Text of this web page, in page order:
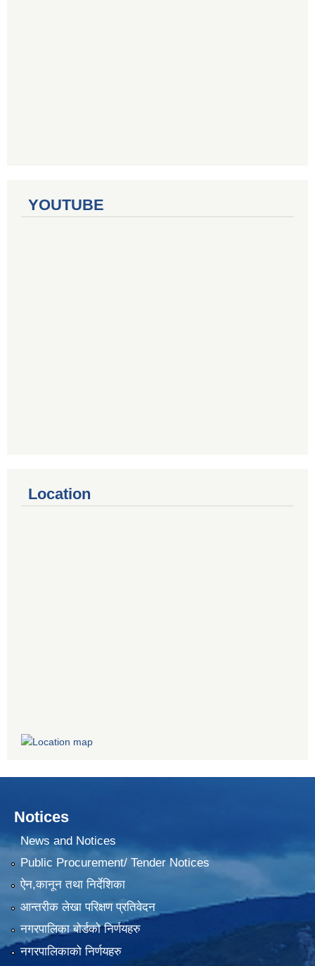
YOUTUBE
Location
Notices
News and Notices
Public Procurement/ Tender Notices
ऐन,कानून तथा निर्देशिका
आन्तरीक लेखा परिक्षण प्रतिवेदन
नगरपालिका बोर्डको निर्णयहरु
नगरपालिकाको निर्णयहरु